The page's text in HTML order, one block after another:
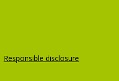
Responsible disclosure